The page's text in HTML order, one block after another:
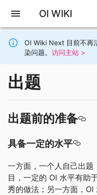
OI WIKI
OI Wiki Next 目前不再
染问题。 访问主站 >
出题
出题前的准备
具备一定的水平
一方面，一个人自己出题
目，一定的 OI 水平有助
秀的做法；另一方面，